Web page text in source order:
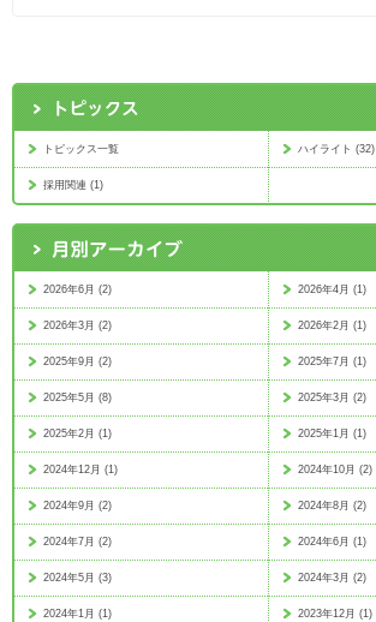
トピックス一覧 ハイライト (32)
採用関連 (1)
2026年6月 (2) 2026年4月 (1)
2026年3月 (2) 2026年2月 (1)
2025年9月 (2) 2025年7月 (1)
2025年5月 (8) 2025年3月 (2)
2025年2月 (1) 2025年1月 (1)
2024年12月 (1) 2024年10月 (2)
2024年9月 (2) 2024年8月 (2)
2024年7月 (2) 2024年6月 (1)
2024年5月 (3) 2024年3月 (2)
2024年1月 (1) 2023年12月 (1)